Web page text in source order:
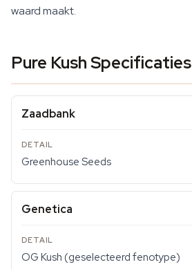
waard maakt.
Pure Kush Specificaties
Zaadbank
Greenhouse Seeds
Genetica
OG Kush (geselecteerd fenotype)